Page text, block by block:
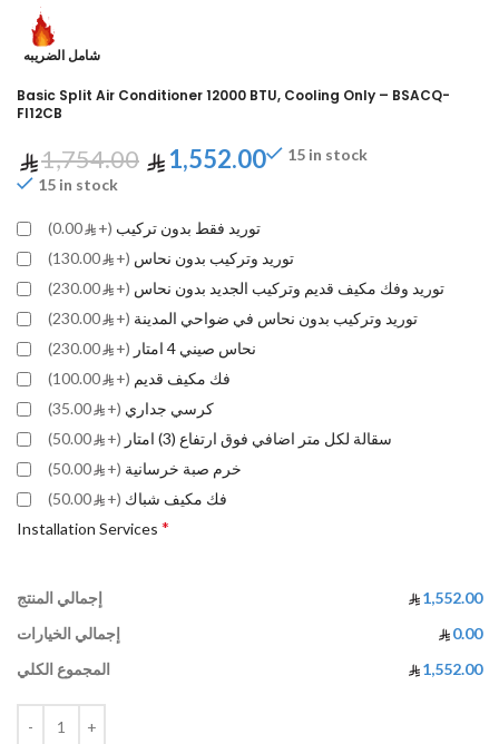
شامل الضريبه
Basic Split Air Conditioner 12000 BTU, Cooling Only – BSACQ-
FI12CB
1,754.00 1,552.00
15 in stock
15 in stock
توريد فقط بدون تركيب (+
0.00)
توريد وتركيب بدون نحاس (+
130.00)
توريد وفك مكيف قديم وتركيب الجديد بدون نحاس (+
230.00)
توريد وتركيب بدون نحاس في ضواحي المدينة (+
230.00)
نحاس صيني 4 امتار
(+
230.00)
فك مكيف قديم (+
100.00)
كرسي جداري (+
35.00)
سقالة لكل متر اضافي فوق ارتفاع (3) امتار
(+
50.00)
خرم صبة خرسانية (+
50.00)
فك مكيف شباك (+
50.00)
Installation Services *
إجمالي المنتج
1,552.00
إجمالي الخيارات
0.00
المجموع الكلي
1,552.00